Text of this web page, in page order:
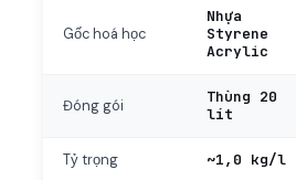
Gốc hoá học
Nhựa
Styrene
Acrylic
Đóng gói
Thùng 20
lít
Tỷ trọng ~1,0 kg/l